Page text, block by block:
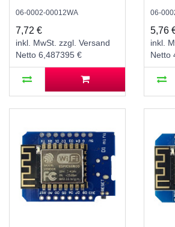
0..99,9 ± 2 % rH,
-40..80 ± 1 °C, mit 10K
Widerstand und
Anleitung
06-0002-00012WA
7,72 €
inkl. MwSt. zzgl. Versand
Netto 6,487395 €
-
06-
5,76
inkl.
Netto